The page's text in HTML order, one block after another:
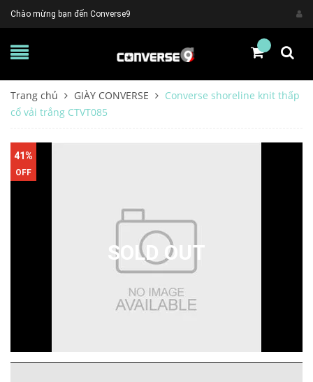
Chào mừng bạn đến Converse9
Trang chủ GIÀY CONVERSE
Converse shoreline knit thấp
cổ vải trắng CTVT085
SOLD OUT
41%
OFF